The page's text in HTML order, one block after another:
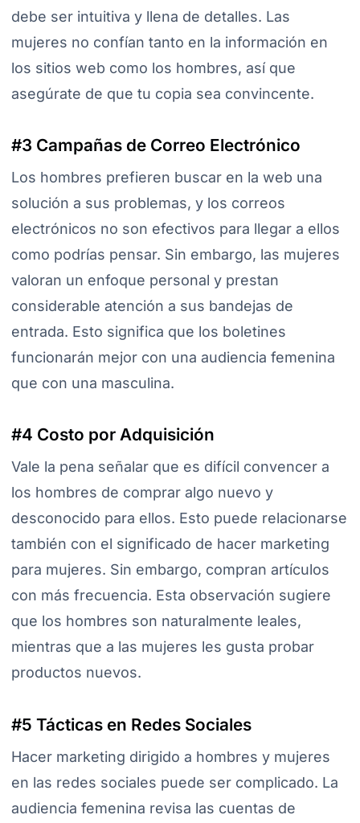
debe ser intuitiva y llena de detalles. Las
mujeres no confían tanto en la información en
los sitios web como los hombres, así que
asegúrate de que tu copia sea convincente.
#3 Campañas de Correo Electrónico
Los hombres prefieren buscar en la web una
solución a sus problemas, y los correos
electrónicos no son efectivos para llegar a ellos
como podrías pensar. Sin embargo, las mujeres
valoran un enfoque personal y prestan
considerable atención a sus bandejas de
entrada. Esto significa que los boletines
funcionarán mejor con una audiencia femenina
que con una masculina.
#4 Costo por Adquisición
Vale la pena señalar que es difícil convencer a
los hombres de comprar algo nuevo y
desconocido para ellos. Esto puede relacionarse
también con el significado de hacer marketing
para mujeres. Sin embargo, compran artículos
con más frecuencia. Esta observación sugiere
que los hombres son naturalmente leales,
mientras que a las mujeres les gusta probar
productos nuevos.
#5 Tácticas en Redes Sociales
Hacer marketing dirigido a hombres y mujeres
en las redes sociales puede ser complicado. La
audiencia femenina revisa las cuentas de